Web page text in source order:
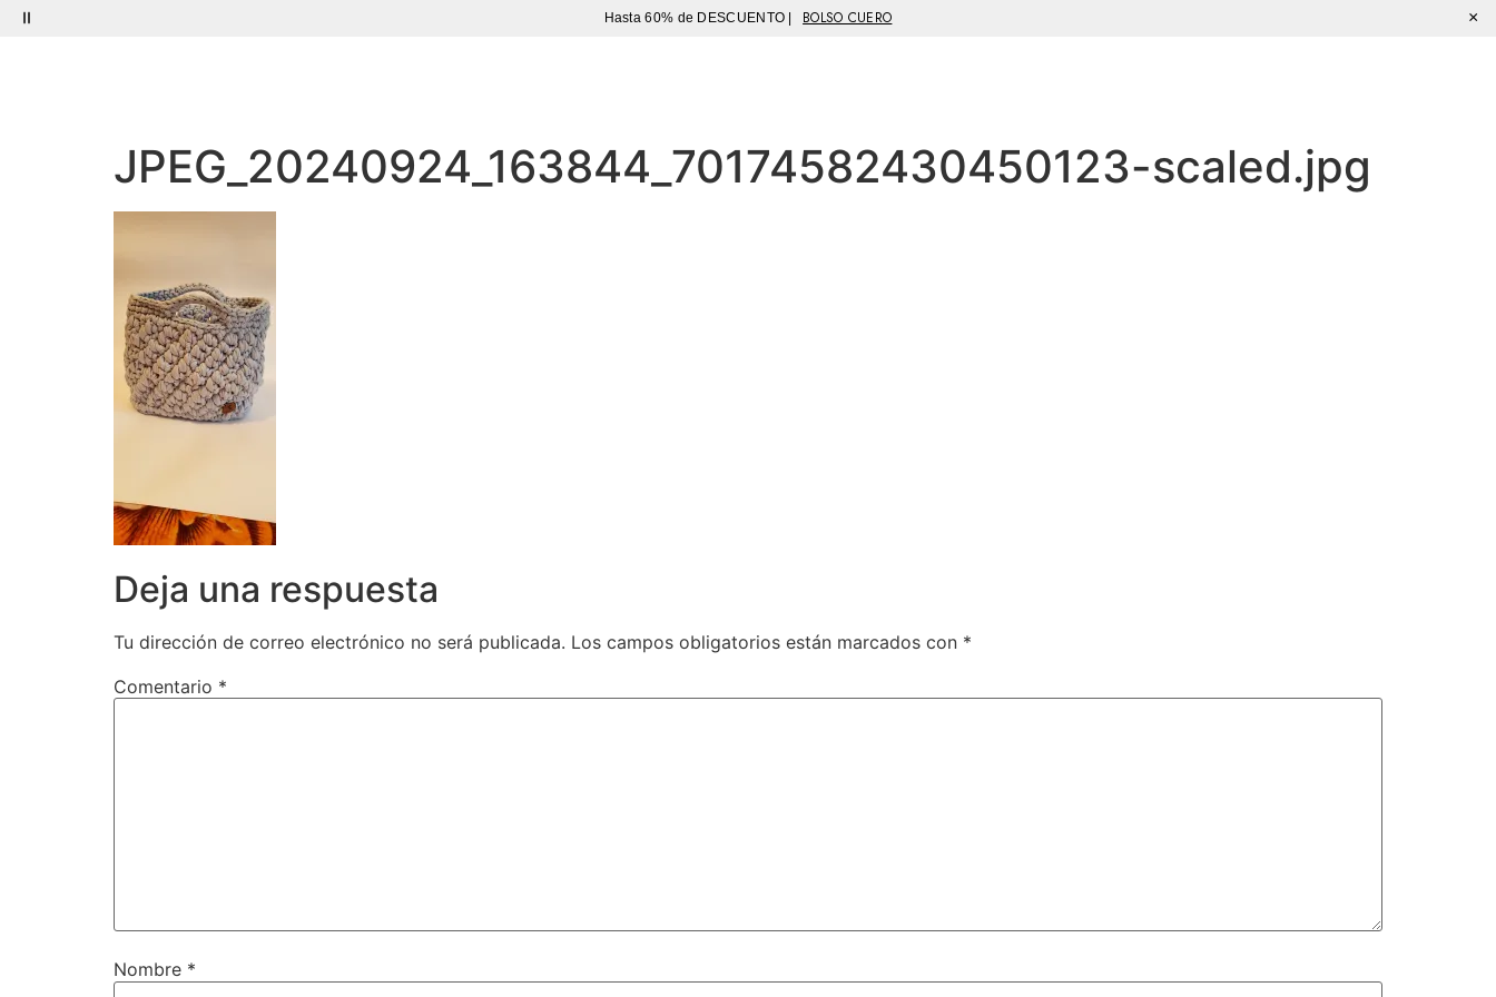
Hasta 60% de DESCUENTO | BOLSO CUERO ×
JPEG_20240924_163844_70174582430450123-scaled.jpg
Deja una respuesta
Tu dirección de correo electrónico no será publicada. Los campos obligatorios están marcados con *
Comentario *
Nombre *